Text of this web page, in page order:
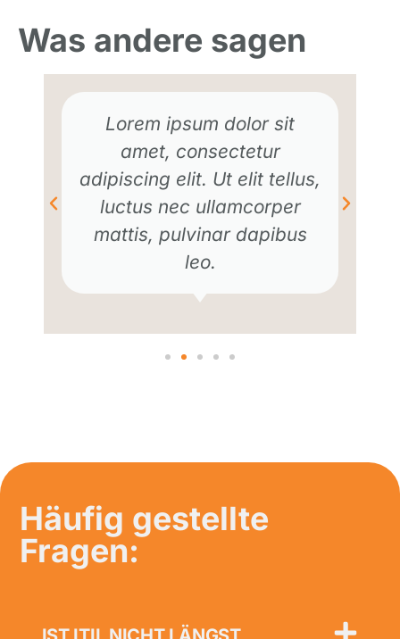
Was andere sagen
Lorem ipsum dolor sit
amet, consectetur
adipiscing elit. Ut elit tellus,
luctus nec ullamcorper
mattis, pulvinar dapibus
leo.
Häufig gestellte
Fragen: